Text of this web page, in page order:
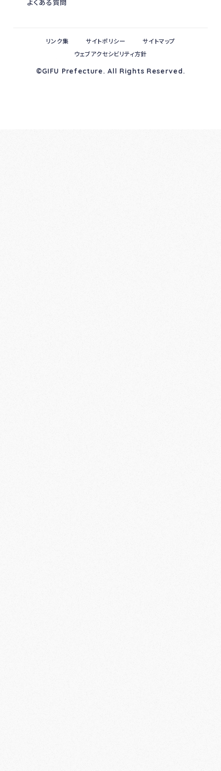
よくある質問
©GIFU Prefecture. All Rights Reserved.
リンク集 サイトポリシー
サイトマップ
ウェブアクセシビリティ方針